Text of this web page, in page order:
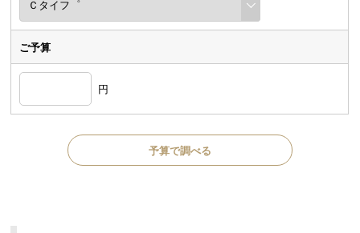
ご予算
円
予算で調べる